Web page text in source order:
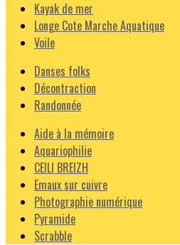
Kayak de mer
Longe Cote Marche Aquatique
Voile
Danses folks
Décontraction
Randonnée
Aide à la mémoire
Aquariophilie
CEILI BREIZH
Emaux sur cuivre
Photographie numérique
Pyramide
Scrabble